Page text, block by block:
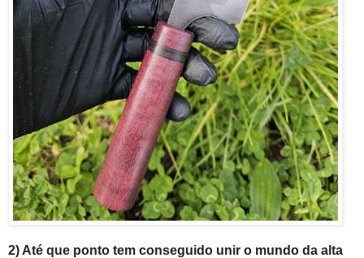
2) Até que ponto tem conseguido unir o mundo da alta